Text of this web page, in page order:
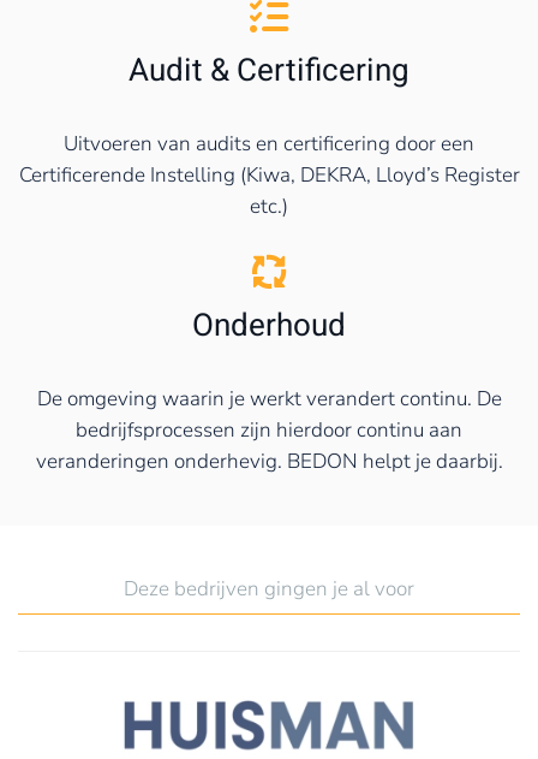
Audit & Certificering
Uitvoeren van audits en certificering door een
Certificerende Instelling (Kiwa, DEKRA, Lloyd’s Register
etc.)
Onderhoud
De omgeving waarin je werkt verandert continu. De
bedrijfsprocessen zijn hierdoor continu aan
veranderingen onderhevig. BEDON helpt je daarbij.
Deze bedrijven gingen je al voor